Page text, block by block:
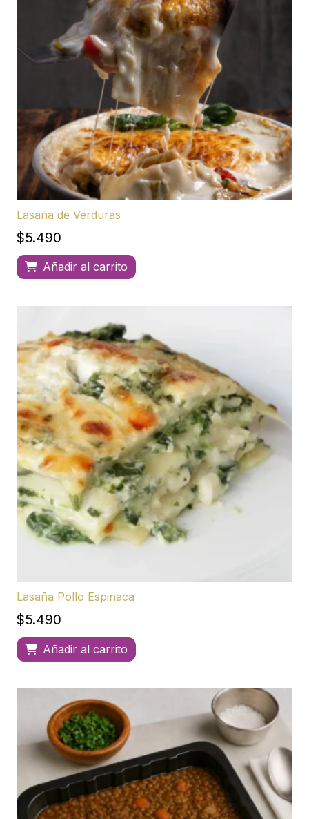
Lasaña de Verduras
$5.490
Añadir al carrito
Lasaña Pollo Espinaca
$5.490
Añadir al carrito